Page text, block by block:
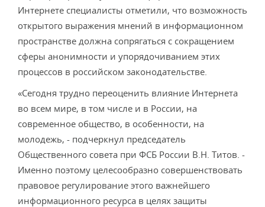
Интернете специалисты отметили, что возможность
открытого выражения мнений в информационном
пространстве должна сопрягаться с сокращением
сферы анонимности и упорядочиванием этих
процессов в российском законодательстве.
«Сегодня трудно переоценить влияние Интернета
во всем мире, в том числе и в России, на
современное общество, в особенности, на
молодежь, - подчеркнул председатель
Общественного совета при ФСБ России В.Н. Титов. -
Именно поэтому целесообразно совершенствовать
правовое регулирование этого важнейшего
информационного ресурса в целях защиты